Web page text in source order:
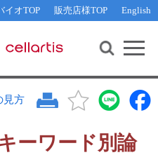
イオTOP 販売店様TOP English
談
トの検索
計
わせ WEB会員登録
見方
ーワード別論